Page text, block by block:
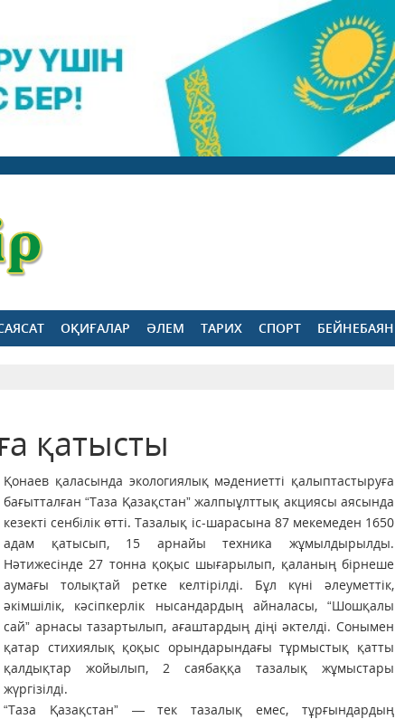
ОҚИҒАЛАР ӘЛЕМ ТАРИХ СПОРТ БЕЙНЕБАЯН
қатысты
Қонаев қаласында экологиялық мәдениетті қалыптастыруға
бағытталған “Таза Қазақстан” жалпыұлттық акциясы аясында
кезекті сенбілік өтті. Тазалық іс-шарасына 87 мекемеден 1650
адам қатысып, 15 арнайы техника жұмылдырылды.
Нәтижесінде 27 тонна қоқыс шығарылып, қаланың бірнеше
аумағы толықтай ретке келтірілді. Бұл күні әлеуметтік,
әкімшілік, кәсіпкерлік нысандардың айналасы, “Шошқалы
сай” арнасы тазартылып, ағаштардың діңі әктелді. Сонымен
қатар стихиялық қоқыс орындарындағы тұрмыстық қатты
қалдықтар жойылып, 2 саябаққа тазалық жұмыстары
жүргізілді.
“Таза Қазақстан” — тек тазалық емес, тұрғындардың